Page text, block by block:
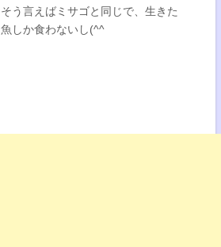
そう言えばミサゴと同じで、生きた
魚しか食わないし(^^